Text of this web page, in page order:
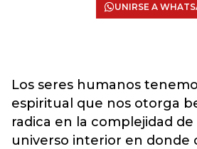
UNIRSE A
Los seres humanos
espiritual que nos otorga
radica en la complejidad
universo interior en donde